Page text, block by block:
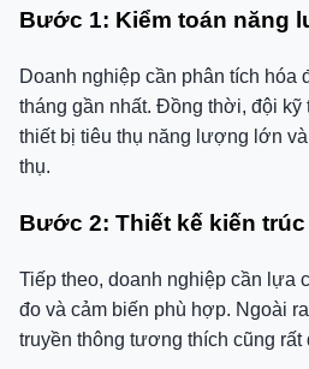
Bước 1: Kiểm toán năng
Doanh nghiệp cần phân tích hóa
tháng gần nhất. Đồng thời, đội kỹ
thiết bị tiêu thụ năng lượng lớn
thụ.
Bước 2: Thiết kế kiến
Tiếp theo, doanh nghiệp cần lựa
đo và cảm biến phù hợp. Ngoài
truyền thông tương thích cũng rất